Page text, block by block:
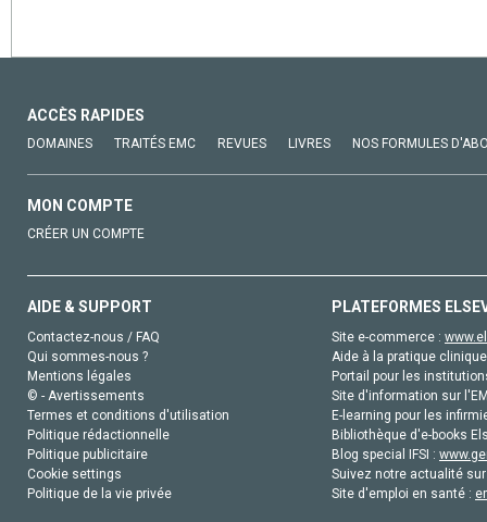
ACCÈS RAPIDES
DOMAINES TRAITÉS EMC REVUES LIVRES NOS FORMULES
MON COMPTE
CRÉER UN COMPTE
AIDE & SUPPORT
Contactez-nous / FAQ
Qui sommes-nous ?
Mentions légales
© - Avertissements
Termes et conditions d'utilisation
Politique rédactionnelle
Politique publicitaire
Cookie settings
Politique de la vie privée
PLATEFORMES
Site e-commerce :
Aide à la pratique
Portail pour les
Site d'information sur
E-learning pour les
Bibliothèque d'e-books
Blog special IFSI :
Suivez notre actualité
Site d'emploi en santé :